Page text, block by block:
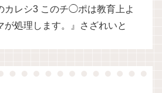
カレシ3 このチ◯ポは教育上よ
が処理します。』さざれいと